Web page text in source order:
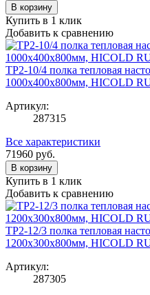
В корзину
Купить в 1 клик
Добавить к сравнению
TP2-10/4 полка тепловая
1000х400х800мм, HICOLD
Артикул:
287315
Все характеристики
71960 руб.
В корзину
Купить в 1 клик
Добавить к сравнению
TP2-12/3 полка тепловая
1200х300х800мм, HICOLD
Артикул:
287305